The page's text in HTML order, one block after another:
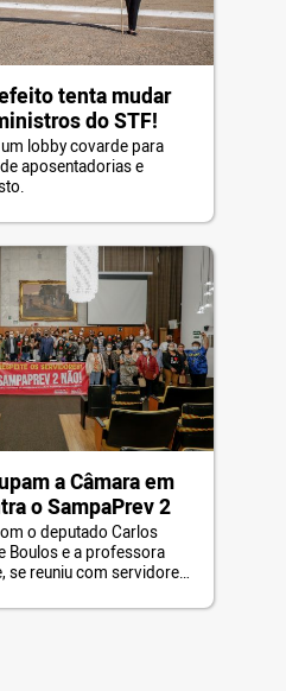
tenta mudar
do STF!
lobby covarde para
aposentadorias e
a Câmara em
o SampaPrev 2
o deputado Carlos
Boulos e a professora
se reuniu com servidores